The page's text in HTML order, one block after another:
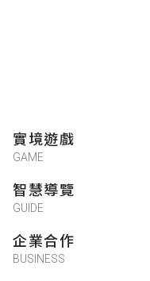
實境遊戲
GAME
智慧導覽
GUIDE
企業合作
BUSINESS